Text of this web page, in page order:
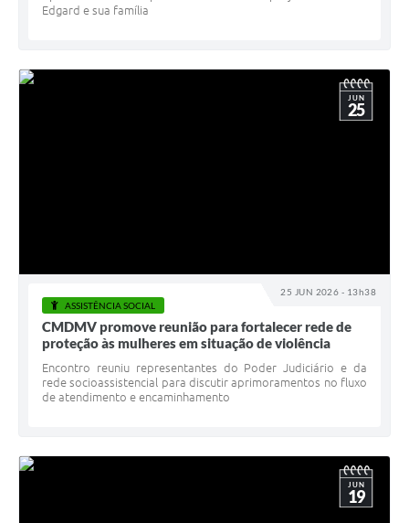
Edgard e sua família
25 JUN 2026 - 13h38
JUN
25
ASSISTÊNCIA SOCIAL
CMDMV promove reunião para fortalecer rede de
proteção às mulheres em situação de violência
Encontro reuniu representantes do Poder Judiciário e da
rede socioassistencial para discutir aprimoramentos no fluxo
de atendimento e encaminhamento
JUN
19